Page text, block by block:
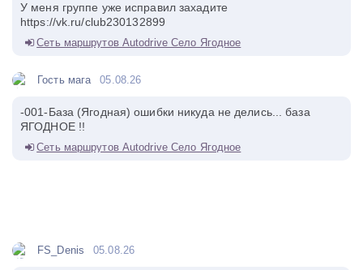
У меня группе уже исправил захадите
https://vk.ru/club230132899
Сеть маршрутов Autodrive Село Ягодное
Гость мага 05.08.26
-001-База (Ягодная) ошибки никуда не делись... база
ЯГОДНОЕ !!
Сеть маршрутов Autodrive Село Ягодное
FS_Denis 05.08.26